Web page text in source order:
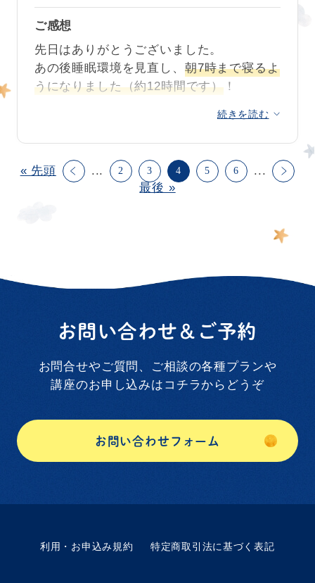
睡眠習慣の改善やトレーニングに「遅すぎ
る」はありません。
これまで食事や遊び、毎日の過ごし方の中
でネンネの基盤をしっかりと育まれてきた
からこそだと思います。とても素敵な育児
夜間授乳も睡眠と授乳の癖が抜け自然にな
くなっていきましたね。
さん遊んでくださいね。
たら、相談させていただきたいと思ってい
ます。本当にありがとうございました。
クークールナより
運動の急発達に
素晴らしいです！！！
アドバイスをすぐにチャレンジしていただ
お姉ちゃんとの二人の時間も作れたとのこ
また何かお困り時は思い出していただけい
れるようになりました。
抱っこ紐で寝かしつけ、 布団に下ろせずに
ずっと抱っこしたままだったお昼寝も、布
団で自力で眠れるようになりました。
短い期間でこんなに変化があり、とても驚
ながら一緒にすすんでくださいました。本
当に相談してよかったです。また迷うこと
本当にスケジュールの安定感も素晴らし
したが、日中のお昼寝が少し足りなくても
夜中自分で眠る力がついてほとんど影響な
こうしてあっという間に自分で寝る力が発
揮できたのも日中の過ごし方など普段の関
ご感想
先日はありがとうございました。
あの後睡眠環境を見直し、 朝7時まで寝るよ
うになりました（約12時間です） ！
うつ伏せで寝るのが落ち着くようで、寝返
になりました。なので、授乳以外はほとん
ど介入しないようにして頻回起きはかなり
思ったらかなり気持ちが軽くなりました😊
いて相談できるところってないですよね。
保健師さんたちも眠れる時に寝てください
って言いますけど、そんなに簡単に眠れた
ら困らないですよね。
また困った時はご相談させていただきま
睡眠が不安定になって少し焦られたと思い
続きを読む
« 先頭 ... 2 3 4 5 6
...
最後 »
お問い合わせ＆ご予約
お問合せやご質問、ご相談の各種プランや
講座のお申し込みはコチラからどうぞ
お問い合わせフォーム
利用・お申込み規約 特定商取引法に基づく表記